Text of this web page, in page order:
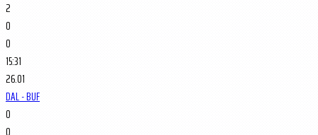
2
0
0
15:31
26.01
DAL - BUF
0